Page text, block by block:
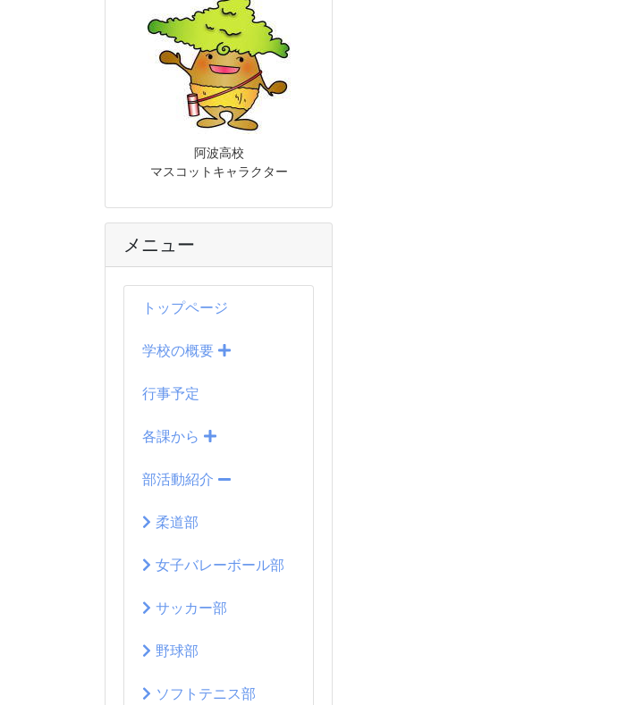
阿波高校
マスコットキャラクター
メニュー
トップページ
学校の概要
行事予定
各課から
部活動紹介
柔道部
女子バレーボール部
サッカー部
野球部
ソフトテニス部